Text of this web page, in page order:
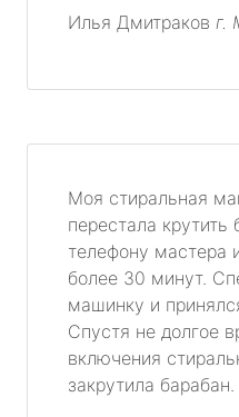
Илья Дмитраков г.
Моя стиральная
перестала
телефону мастера
более 30 минут.
машинку и
Спустя не долгое
включения
закрутила барабан.